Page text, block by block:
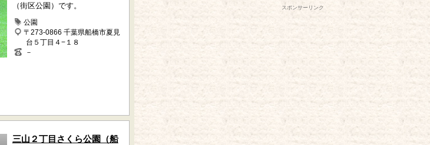
（街区公園）です。
公園
〒273-0866 千葉県船橋市夏見
台５丁目４−１８
－
三山２丁目さくら公園（船
スポンサーリンク